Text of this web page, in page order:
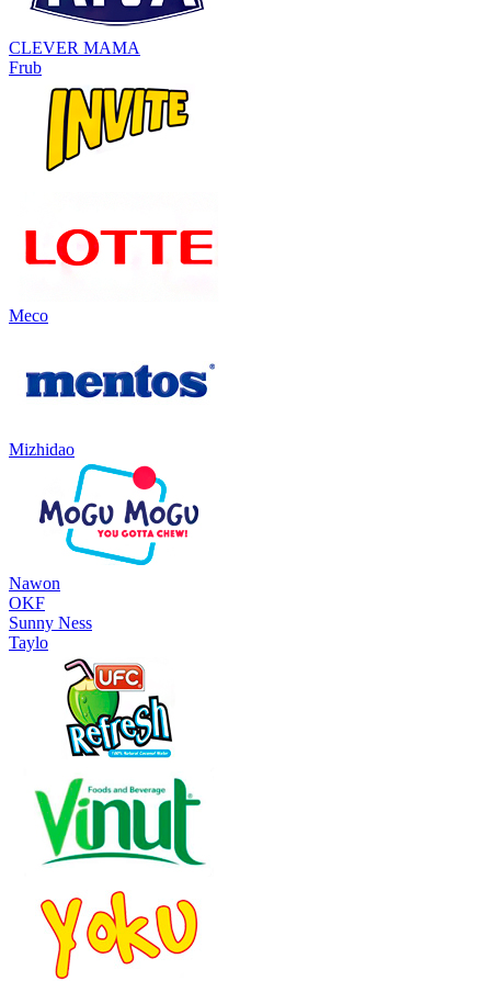
CLEVER MAMA
Frub
Meco
Mizhidao
Nawon
OKF
Sunny Ness
Taylo